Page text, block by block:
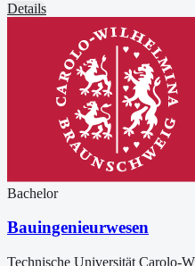
Details
Bachelor
Bauingenieurwesen
Technische Universität Carolo-